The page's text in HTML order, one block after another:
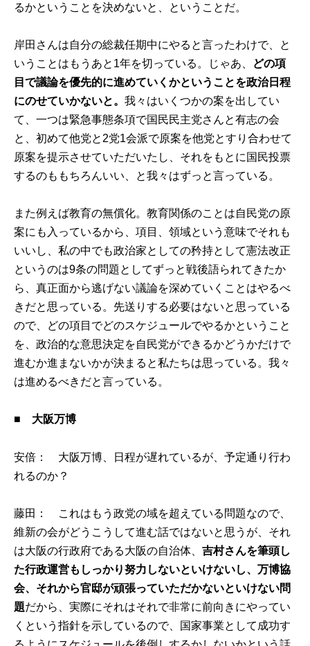
るかということを決めないと、ということだ。
岸田さんは自分の総裁任期中にやると言ったわけで、と
いうことはもうあと1年を切っている。じゃあ、
どの項
目で議論を優先的に進めていくかということを政治日程
にのせていかないと。我々はいくつかの案を出してい
て、一つは緊急事態条項で国民民主党さんと有志の会
と、初めて他党と2党1会派で原案を他党とすり合わせて
原案を提示させていただいたし、それをもとに国民投票
するのももちろんいい、と我々はずっと言っている。
また例えば教育の無償化。教育関係のことは自民党の原
案にも入っているから、項目、領域という意味でそれも
いいし、私の中でも政治家としての矜持として憲法改正
というのは9条の問題としてずっと戦後語られてきたか
ら、真正面から逃げない議論を深めていくことはやるべ
きだと思っている。先送りする必要はないと思っている
ので、どの項目でどのスケジュールでやるかということ
を、政治的な意思決定を自民党ができるかどうかだけで
進むか進まないかが決まると私たちは思っている。我々
は進めるべきだと言っている。
■ 大阪万博
安倍： 大阪万博、日程が遅れているが、予定通り行わ
れるのか？
藤田： これはもう政党の域を超えている問題なので、
維新の会がどうこうして進む話ではないと思うが、それ
は大阪の行政府である大阪の自治体、吉村さんを筆頭し
た行政運営もしっかり努力しないといけないし、万博協
会、それから官邸が頑張っていただかないといけない問
題だから、実際にそれはそれで非常に前向きにやってい
くという指針を示しているので、国家事業として成功す